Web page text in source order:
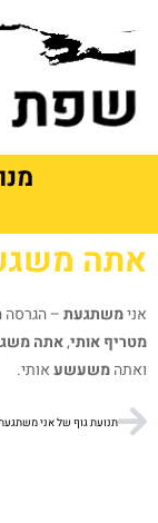
אתה
אנימשתגעת–
מטריף אותי,אתה
ואתהמשעשעאותי.
תנועת גוף של אני